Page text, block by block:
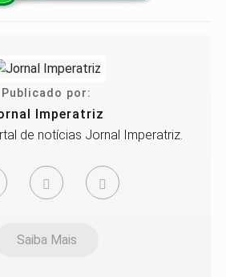
Publicado por:
Imperatriz
de notícias Jornal Imperatriz.
Saiba Mais